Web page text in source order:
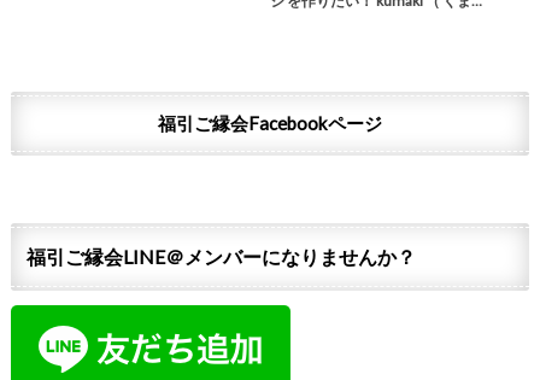
福引ご縁会Facebookページ
福引ご縁会LINE＠メンバーになりませんか？